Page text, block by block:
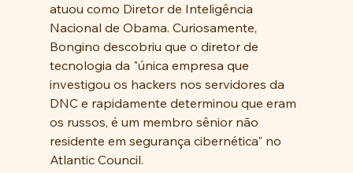
atuou como Diretor de Inteligência
Nacional de Obama. Curiosamente,
Bongino descobriu que o diretor de
tecnologia da "única empresa que
investigou os hackers nos servidores da
DNC e rapidamente determinou que eram
os russos, é um membro sênior não
residente em segurança cibernética" no
Atlantic Council.